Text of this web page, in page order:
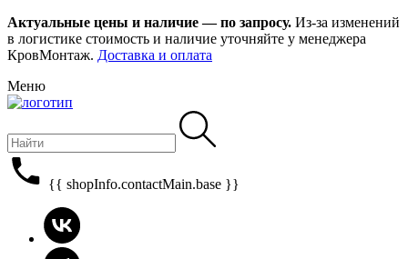
Актуальные цены и наличие — по запросу. Из-за изменений
в логистике стоимость и наличие уточняйте у менеджера
КровМонтаж. Доставка и оплата
Меню
{{ shopInfo.contactMain.base }}